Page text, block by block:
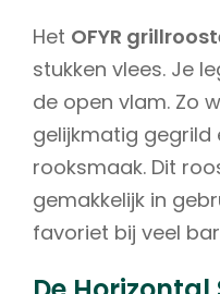
Het OFYR
stukken vlees. Je
de open vlam. Zo
gelijkmatig gegrild
rooksmaak. Dit
gemakkelijk in
favoriet bij veel